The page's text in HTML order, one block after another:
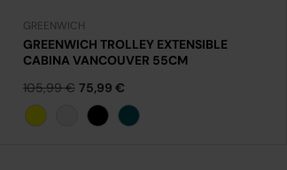
GREENWICH
GREENWICH TROLLEY EXTENSIBLE
CABINA VANCOUVER 55CM
105,99 € 75,99 €